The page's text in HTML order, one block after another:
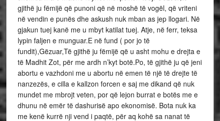
gjithë ju fëmijë që punoni që në moshë të vogël, që vriteni
në vendin e punës dhe askush nuk mban as jep llogari. Në
gjakun tuej kanë me u mbyt katilat tuej. Atje, në ferr, teksa
lypin faljen e munguar.E në fund ( por jo të
fundit),Gëzuar,Të gjithë ju fëmijë që u asht mohu e drejta e
të Madhit Zot, për me ardh n’kyt botë.Po, të gjithë ju që jeni
abortu e vazhdoni me u abortu në emen të një të drejte të
nanzezës, e cilla e kallzon forcen e saj me dikand që nuk
mundet me mbrojt veten, por që lejon burrat e botës me e
dhunu në emër të dashurisë apo ekonomisë. Bota nuk ka
me kenë kurrë nji vend i paqtë, për aq kohë sa nanat të